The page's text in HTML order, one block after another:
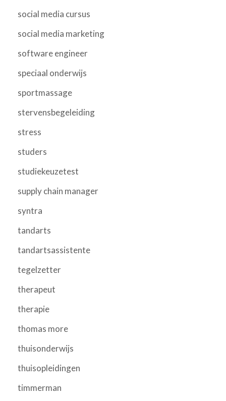
social media cursus
social media marketing
software engineer
speciaal onderwijs
sportmassage
stervensbegeleiding
stress
studers
studiekeuzetest
supply chain manager
syntra
tandarts
tandartsassistente
tegelzetter
therapeut
therapie
thomas more
thuisonderwijs
thuisopleidingen
timmerman